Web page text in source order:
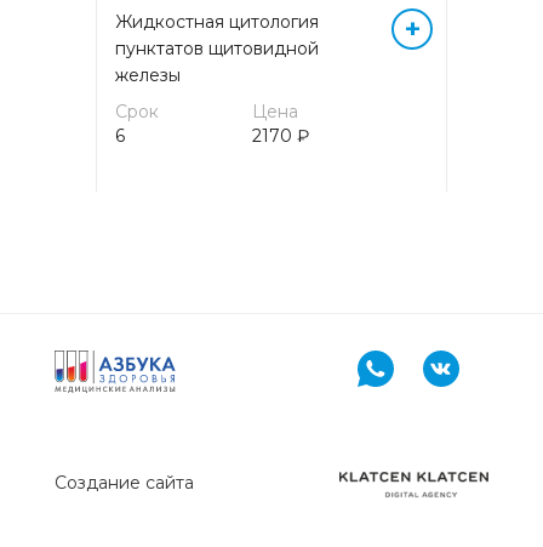
МИКРОБИОЛОГИЧЕСКИЕ
ИССЛЕДОВАНИЯ
МОЛЕКУЛЯРНАЯ (ДНК/РНК)
ДИАГНОСТИКА МЕТОДОМ
ИССЛЕДОВАНИЯ
ОНКОМАРКЕРЫ
Жидкостная цитология
пунктатов щитовидной
железы
Срок
6
Цена
2170 ₽
+
Создание сайта